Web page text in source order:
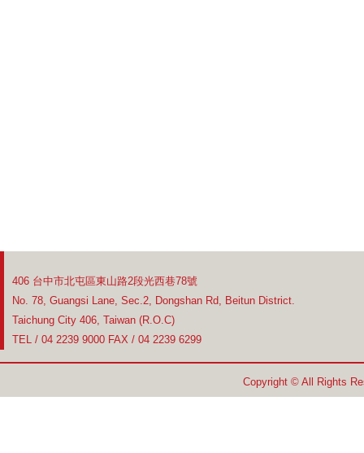
406 台中市北屯區東山路2段光西巷78號
No. 78, Guangsi Lane, Sec.2, Dongshan Rd, Beitun District.
Taichung City 406, Taiwan (R.O.C)
TEL / 04 2239 9000 FAX / 04 2239 6299
Copyright © All Rights